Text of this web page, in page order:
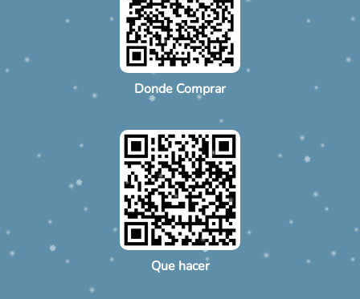
Donde Comprar
Que hacer